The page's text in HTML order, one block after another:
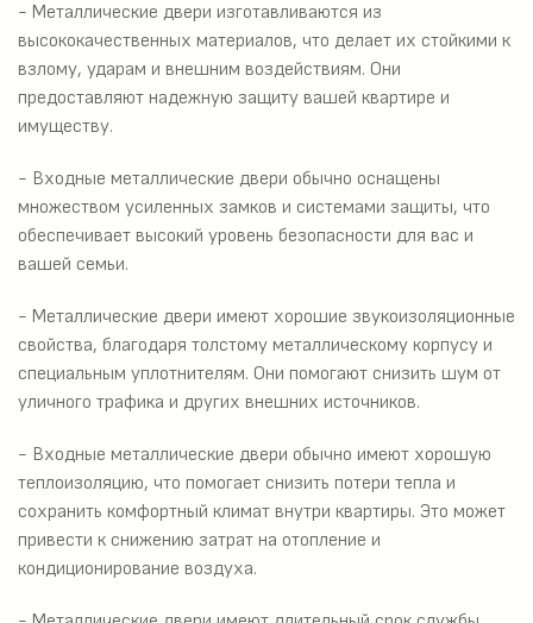
- Металлические двери изготавливаются из
высококачественных материалов, что делает их стойкими к
взлому, ударам и внешним воздействиям. Они
предоставляют надежную защиту вашей квартире и
имуществу.
- Входные металлические двери обычно оснащены
множеством усиленных замков и системами защиты, что
обеспечивает высокий уровень безопасности для вас и
вашей семьи.
- Металлические двери имеют хорошие звукоизоляционные
свойства, благодаря толстому металлическому корпусу и
специальным уплотнителям. Они помогают снизить шум от
уличного трафика и других внешних источников.
- Входные металлические двери обычно имеют хорошую
теплоизоляцию, что помогает снизить потери тепла и
сохранить комфортный климат внутри квартиры. Это может
привести к снижению затрат на отопление и
кондиционирование воздуха.